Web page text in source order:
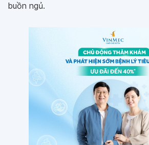
buồn ngủ.